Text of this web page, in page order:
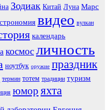
Зодиак Китай Луна Марс
видео вулкан
календарь
космосличность
ноутбук оружие праздник
термин тотем традиции туризм
юмор яхта